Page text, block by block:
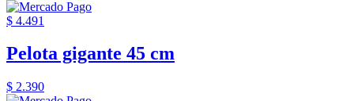
$ 4.491
Pelota gigante 45 cm
$ 2.390